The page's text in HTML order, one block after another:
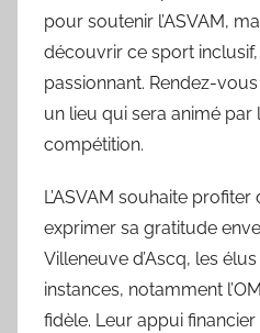
pour soutenir l’ASVAM,
découvrir ce sport
passionnant. Rendez-
un lieu qui sera animé par
compétition.
L’ASVAM souhaite
exprimer sa gratitude
Villeneuve d’Ascq, les
instances, notamment
fidèle. Leur appui